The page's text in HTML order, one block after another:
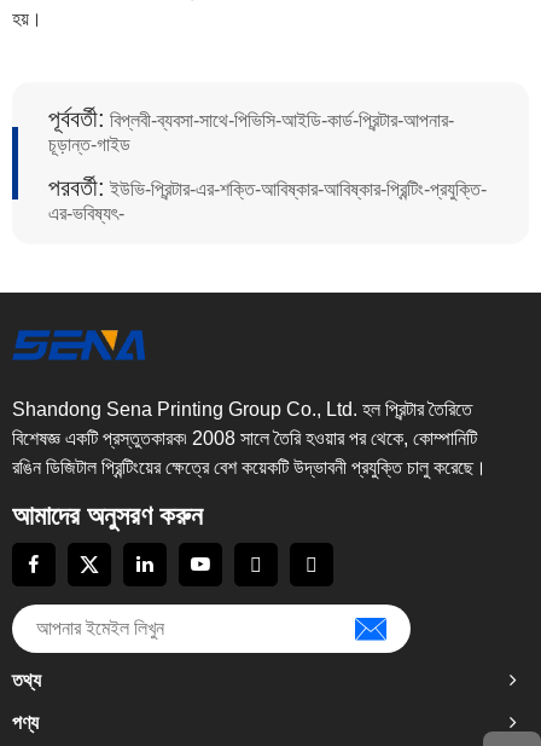
হয়।
পূর্ববর্তী: বিপ্লবী-ব্যবসা-সাথে-পিভিসি-আইডি-কার্ড-প্রিন্টার-আপনার-
চূড়ান্ত-গাইড
পরবর্তী: ইউভি-প্রিন্টার-এর-শক্তি-আবিষ্কার-আবিষ্কার-প্রিন্টিং-প্রযুক্তি-
এর-ভবিষ্যৎ-
Shandong Sena Printing Group Co., Ltd. হল প্রিন্টার তৈরিতে
বিশেষজ্ঞ একটি প্রস্তুতকারক৷ 2008 সালে তৈরি হওয়ার পর থেকে, কোম্পানিটি
রঙিন ডিজিটাল প্রিন্টিংয়ের ক্ষেত্রে বেশ কয়েকটি উদ্ভাবনী প্রযুক্তি চালু করেছে।
আমাদের অনুসরণ করুন
তথ্য
পণ্য